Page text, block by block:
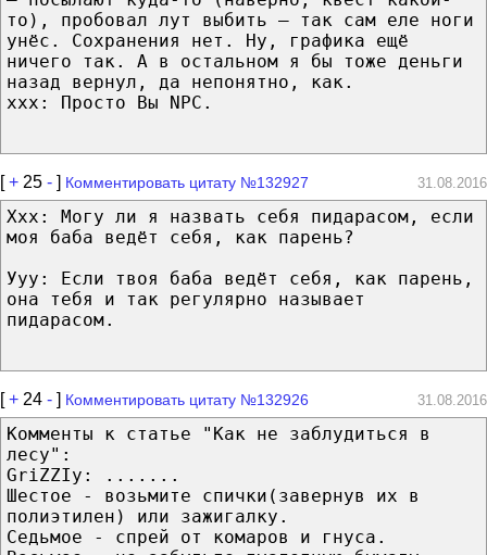
то), пробовал лут выбить — так сам еле ноги
унёс. Сохранения нет. Ну, графика ещё
ничего так. А в остальном я бы тоже деньги
назад вернул, да непонятно, как.
xxx: Просто Вы NPC.
[+ 25 - ] Комментировать цитату №132927 31.08.2016
Ххх: Могу ли я назвать себя пидарасoм, если
моя баба ведёт себя, как парeнь?
Ууу: Если твоя баба ведёт себя, как парень,
она тебя и так регулярно называет
пидарасом.
[+ 24 - ] Комментировать цитату №132926 31.08.2016
Комменты к статье "Как не заблудиться в
лесу":
GriZZIу: .......
Шестое - возьмите спички(завернув их в
полиэтилен) или зажигалку.
Седьмое - спрей от комаров и гнуса.